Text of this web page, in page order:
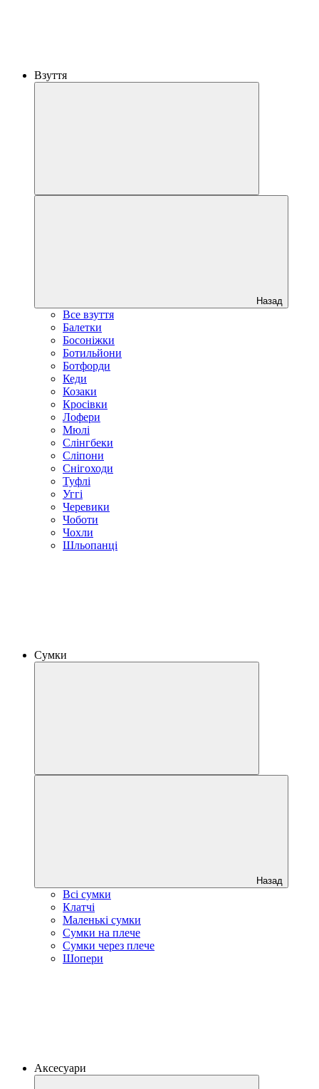
Взуття
Назад
Все взуття
Балетки
Босоніжки
Ботильйони
Ботфорди
Кеди
Козаки
Кросівки
Лофери
Мюлі
Слінгбеки
Сліпони
Снігоходи
Туфлі
Уггі
Черевики
Чоботи
Чохли
Шльопанці
Сумки
Назад
Всі сумки
Клатчі
Маленькі сумки
Сумки на плече
Сумки через плече
Шопери
Аксесуари